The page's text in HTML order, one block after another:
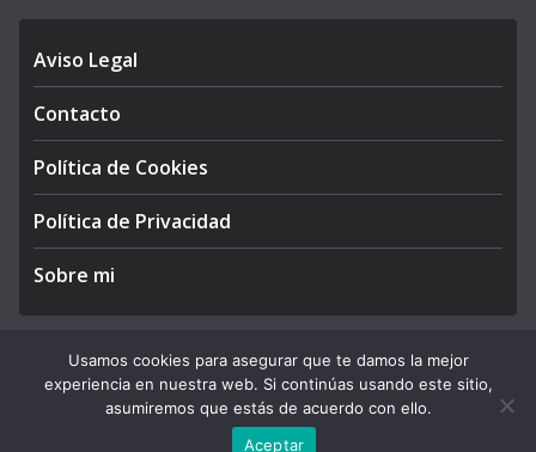
Aviso Legal
Contacto
Política de Cookies
Política de Privacidad
Sobre mi
Copyright © 2026APEGA Perú. All rights reserved.
by ThemeGrill. Powered by
Usamos cookies para asegurar que te damos la mejor
experiencia en nuestra web. Si continúas usando este sitio,
asumiremos que estás de acuerdo con ello.
Aceptar